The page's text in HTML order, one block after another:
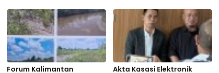
Forum Kalimantan
Akta Kasasi Elektronik